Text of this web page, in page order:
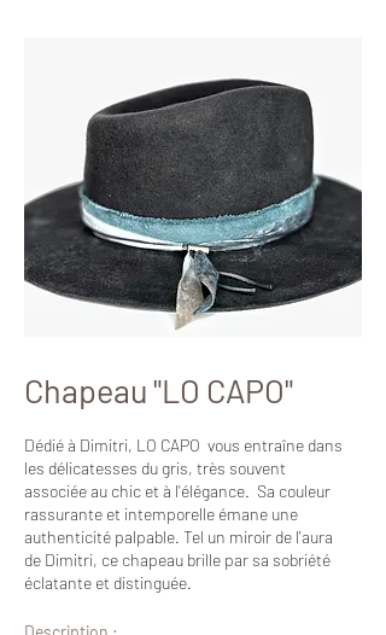
Chapeau "LO CAPO"
Dédié à Dimitri, LO CAPO vous entraîne dans
les délicatesses du gris, très souvent
associée au chic et à l'élégance. Sa couleur
rassurante et intemporelle émane une
authenticité palpable. Tel un miroir de l'aura
de Dimitri, ce chapeau brille par sa sobriété
éclatante et distinguée.